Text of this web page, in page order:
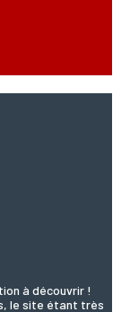
à découvrir !
le site étant très